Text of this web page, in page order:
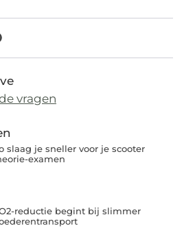
vragen
slaag je sneller voor je scooter
examen
reductie begint bij slimmer